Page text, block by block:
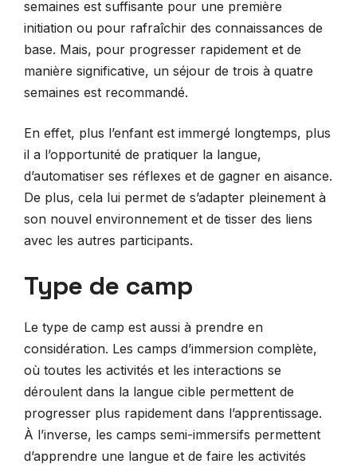
semaines est suffisante pour une première
initiation ou pour rafraîchir des connaissances de
base. Mais, pour progresser rapidement et de
manière significative, un séjour de trois à quatre
semaines est recommandé.
En effet, plus l’enfant est immergé longtemps, plus
il a l’opportunité de pratiquer la langue,
d’automatiser ses réflexes et de gagner en aisance.
De plus, cela lui permet de s’adapter pleinement à
son nouvel environnement et de tisser des liens
avec les autres participants.
Type de camp
Le type de camp est aussi à prendre en
considération. Les camps d’immersion complète,
où toutes les activités et les interactions se
déroulent dans la langue cible permettent de
progresser plus rapidement dans l’apprentissage.
À l’inverse, les camps semi-immersifs permettent
d’apprendre une langue et de faire les activités